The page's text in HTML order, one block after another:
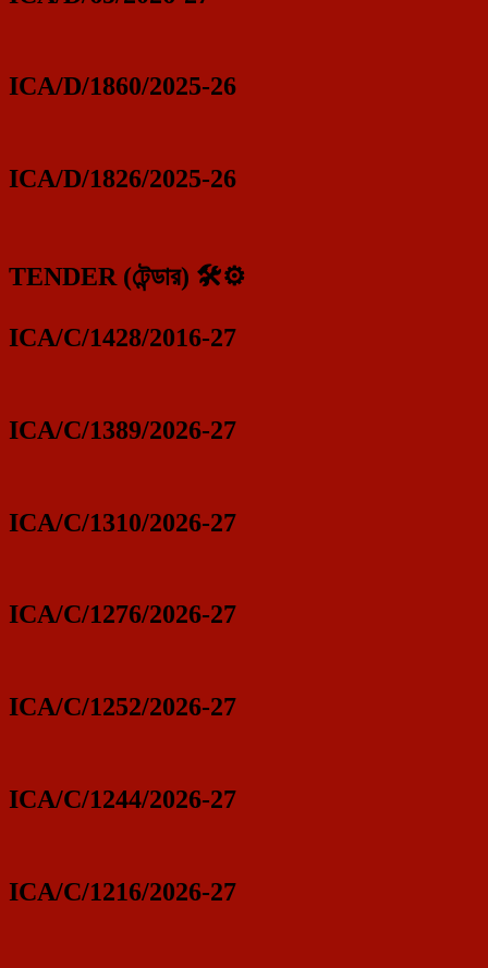
ICA/D/1860/2025-26
ICA/D/1826/2025-26
TENDER (টেন্ডার) 🛠️⚙️
ICA/C/1428/2016-27
ICA/C/1389/2026-27
ICA/C/1310/2026-27
ICA/C/1276/2026-27
ICA/C/1252/2026-27
ICA/C/1244/2026-27
ICA/C/1216/2026-27